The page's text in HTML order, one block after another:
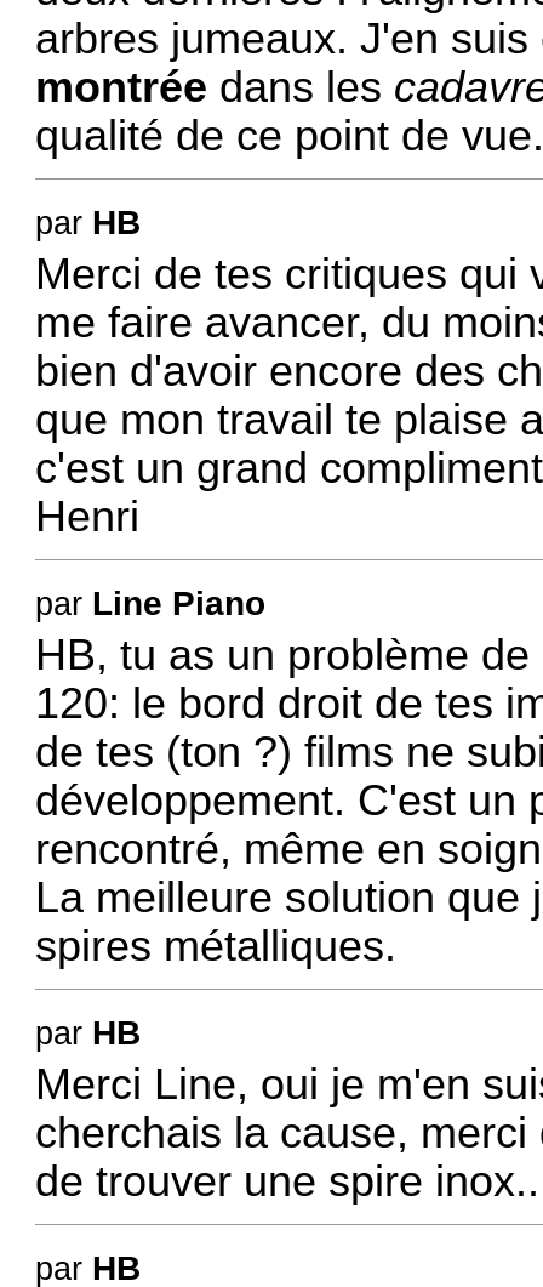
arbres jumeaux. J'en
montrée dans les
qualité de ce point de
par HB
Merci de tes critiques qui
me faire avancer, du
bien d'avoir encore des
que mon travail te plaise
c'est un grand
Henri
par Line Piano
HB, tu as un problème
120: le bord droit de tes
de tes (ton ?) films ne
développement. C'est un
rencontré, même en
La meilleure solution que
spires métalliques.
par HB
Merci Line, oui je m'en
cherchais la cause,
de trouver une spire
par HB